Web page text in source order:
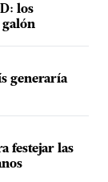
los
galón
generaría
festejar las